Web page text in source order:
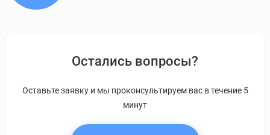
Остались вопросы?
Оставьте заявку и мы проконсультируем вас в течение 5
минут